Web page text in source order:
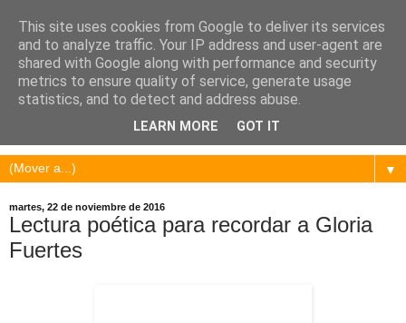
▼
martes, 22 de noviembre de 2016
Lectura poética para recordar a Gloria
Fuertes
This site uses cookies from Google to deliver its services
and to analyze traffic. Your IP address and user-agent are
shared with Google along with performance and security
metrics to ensure quality of service, generate usage
statistics, and to detect and address abuse.
LEARN MORE GOT IT